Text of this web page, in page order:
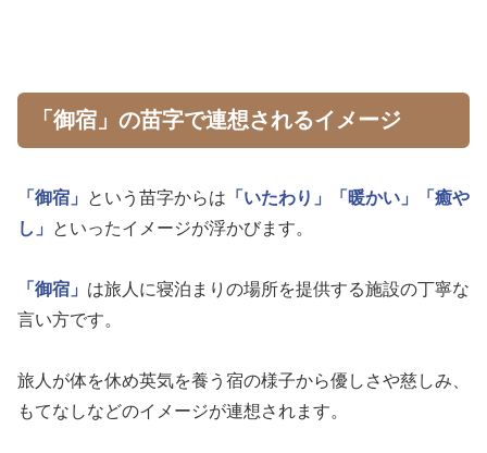
「御宿」の苗字で連想されるイメージ
「御宿」 という苗字からは 「いたわり」 「暖かい」
「癒や
し」
といったイメージが浮かびます。
「御宿」 は旅人に寝泊まりの場所を提供する施設の丁寧な
言い方です。
旅人が体を休め英気を養う宿の様子から優しさや慈しみ、
もてなしなどのイメージが連想されます。